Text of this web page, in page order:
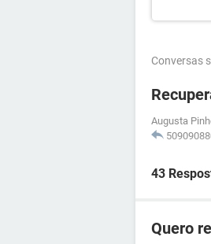
Conversas
Augusta
43
Quero